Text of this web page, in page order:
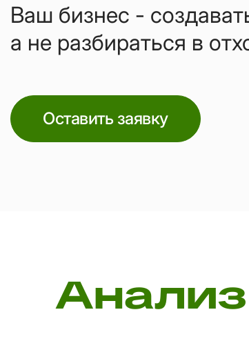
Ваш бизнес -
а не разбираться в
Оставить заявку